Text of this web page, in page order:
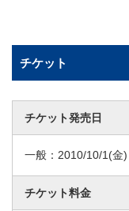
チケット
チケット発売日
一般： 2010/10/1(金)
チケット料金